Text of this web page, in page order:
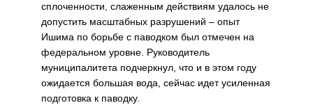
сплоченности, слаженным действиям удалось не
допустить масштабных разрушений – опыт
Ишима по борьбе с паводком был отмечен на
федеральном уровне. Руководитель
муниципалитета подчеркнул, что и в этом году
ожидается большая вода, сейчас идет усиленная
подготовка к паводку.